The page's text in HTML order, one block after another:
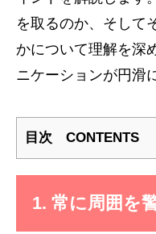
を取るのか、そして
かについて理解を深
ニケーションが円滑
目次 CONTENTS
1. 常に周囲を